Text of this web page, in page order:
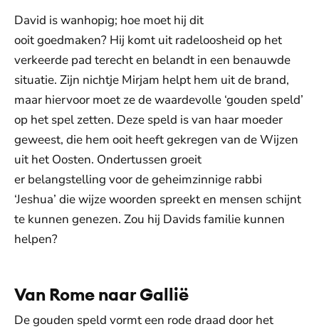
David is wanhopig; hoe moet hij dit
ooit goedmaken? Hij komt uit radeloosheid op het
verkeerde pad terecht en belandt in een benauwde
situatie. Zijn nichtje Mirjam helpt hem uit de brand,
maar hiervoor moet ze de waardevolle ‘gouden speld’
op het spel zetten. Deze speld is van haar moeder
geweest, die hem ooit heeft gekregen van de Wijzen
uit het Oosten. Ondertussen groeit
er belangstelling voor de geheimzinnige rabbi
‘Jeshua’ die wijze woorden spreekt en mensen schijnt
te kunnen genezen. Zou hij Davids familie kunnen
helpen?
Van Rome naar Gallië
De gouden speld vormt een rode draad door het